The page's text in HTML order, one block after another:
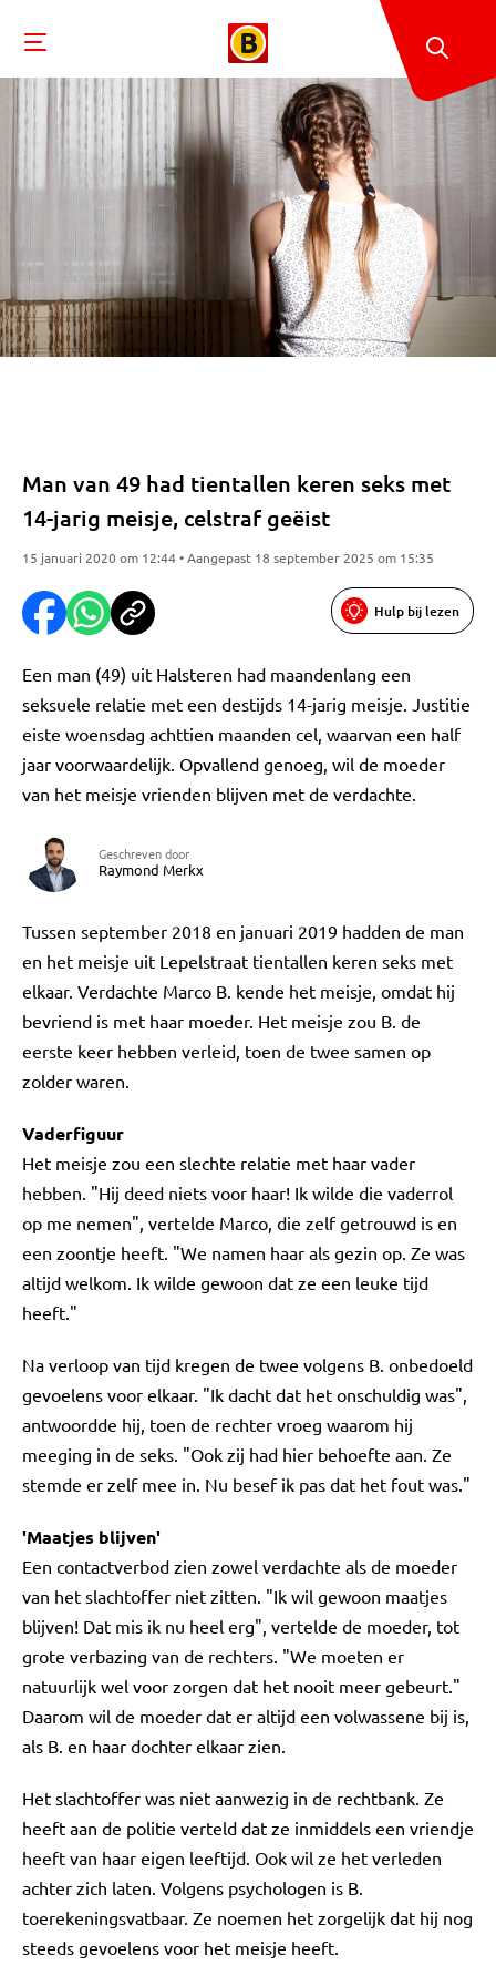
Man van 49 had tientallen keren seks met
14-jarig meisje, celstraf geëist
15 januari 2020 om 12:44 • Aangepast 18 september 2025 om 15:35
Hulp bij lezen
Een man (49) uit Halsteren had maandenlang een
seksuele relatie met een destijds 14-jarig meisje. Justitie
eiste woensdag achttien maanden cel, waarvan een half
jaar voorwaardelijk. Opvallend genoeg, wil de moeder
van het meisje vrienden blijven met de verdachte.
Geschreven door
Raymond Merkx
Tussen september 2018 en januari 2019 hadden de man
en het meisje uit Lepelstraat tientallen keren seks met
elkaar. Verdachte Marco B. kende het meisje, omdat hij
bevriend is met haar moeder. Het meisje zou B. de
eerste keer hebben verleid, toen de twee samen op
zolder waren.
Vaderfiguur
Het meisje zou een slechte relatie met haar vader
hebben. "Hij deed niets voor haar! Ik wilde die vaderrol
op me nemen", vertelde Marco, die zelf getrouwd is en
een zoontje heeft. "We namen haar als gezin op. Ze was
altijd welkom. Ik wilde gewoon dat ze een leuke tijd
heeft."
Na verloop van tijd kregen de twee volgens B. onbedoeld
gevoelens voor elkaar. "Ik dacht dat het onschuldig was",
antwoordde hij, toen de rechter vroeg waarom hij
meeging in de seks. "Ook zij had hier behoefte aan. Ze
stemde er zelf mee in. Nu besef ik pas dat het fout was."
'Maatjes blijven'
Een contactverbod zien zowel verdachte als de moeder
van het slachtoffer niet zitten. "Ik wil gewoon maatjes
blijven! Dat mis ik nu heel erg", vertelde de moeder, tot
grote verbazing van de rechters. "We moeten er
natuurlijk wel voor zorgen dat het nooit meer gebeurt."
Daarom wil de moeder dat er altijd een volwassene bij is,
als B. en haar dochter elkaar zien.
Het slachtoffer was niet aanwezig in de rechtbank. Ze
heeft aan de politie verteld dat ze inmiddels een vriendje
heeft van haar eigen leeftijd. Ook wil ze het verleden
achter zich laten. Volgens psychologen is B.
toerekeningsvatbaar. Ze noemen het zorgelijk dat hij nog
steeds gevoelens voor het meisje heeft.